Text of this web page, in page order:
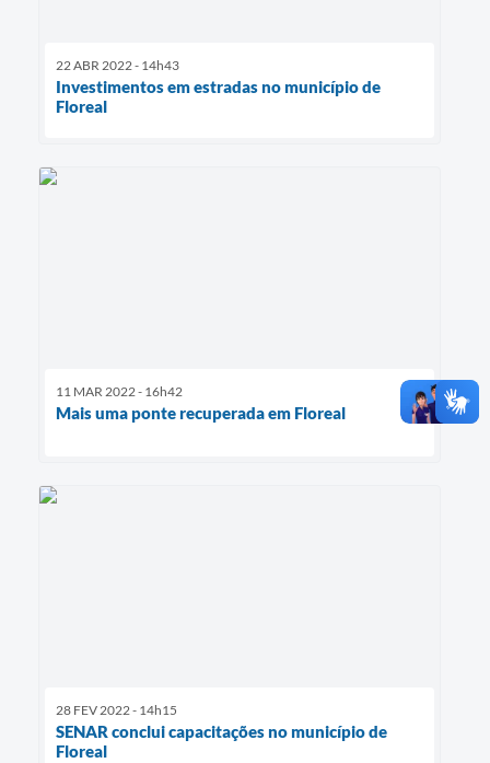
22 ABR 2022 - 14h43
Investimentos em estradas no município de
Floreal
11 MAR 2022 - 16h42
Mais uma ponte recuperada em Floreal
28 FEV 2022 - 14h15
SENAR conclui capacitações no município de
Floreal